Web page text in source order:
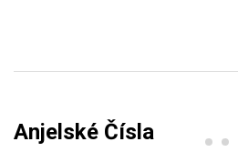
Anjelské Čísla